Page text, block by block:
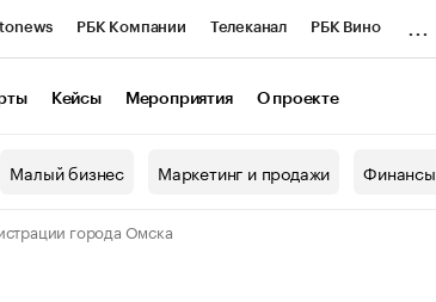
РБК Компании Телеканал РБК Вино
Кейсы Мероприятия О проекте
Малый бизнес Маркетинг и продажи Финансы
города Омска